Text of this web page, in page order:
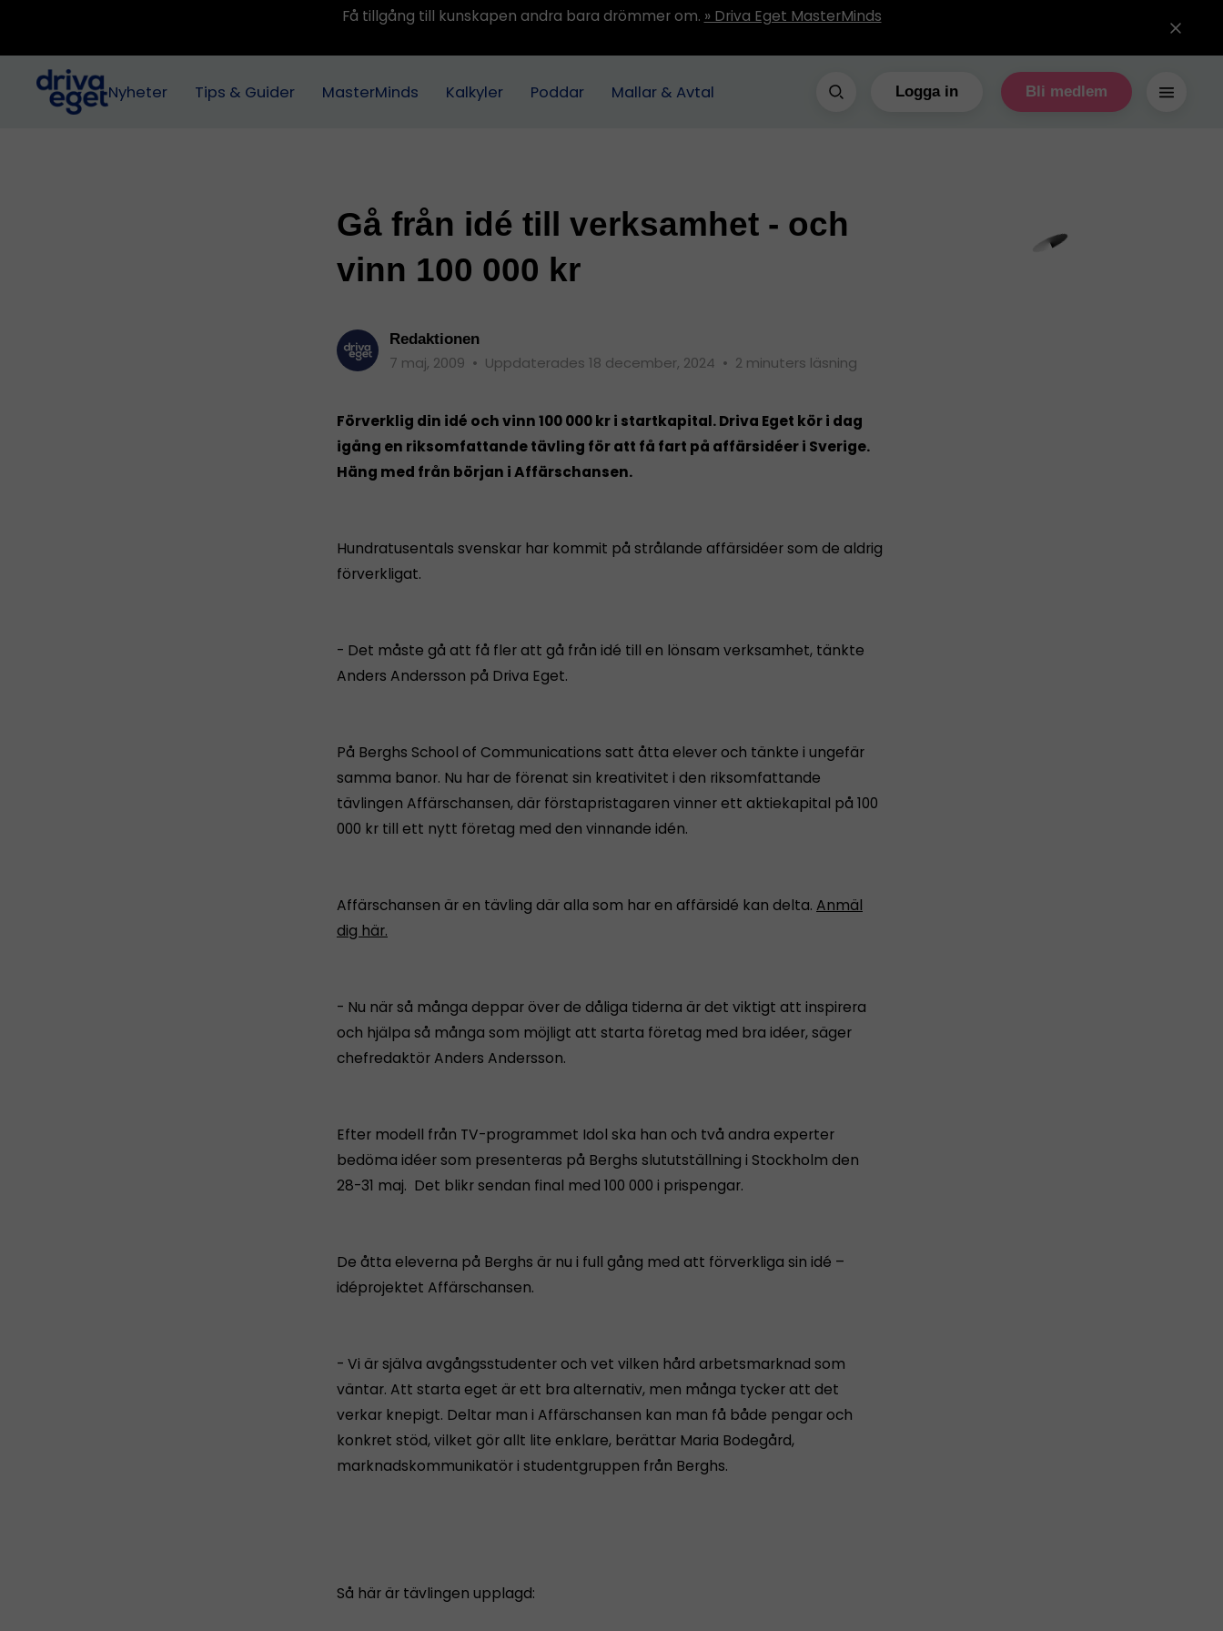
Få tillgång till kunskapen andra bara drömmer om. » Driva Eget MasterMinds
Nyheter Tips & Guider MasterMinds Kalkyler Poddar Mallar & Avtal Logga in Bli medlem
Gå från idé till verksamhet - och
vinn 100 000 kr
Redaktionen
7 maj, 2009 • Uppdaterades 18 december, 2024 • 2 minuters läsning
Förverklig din idé och vinn 100 000 kr i startkapital. Driva Eget kör i dag
igång en riksomfattande tävling för att få fart på affärsidéer i Sverige.
Häng med från början i Affärschansen.
Hundratusentals svenskar har kommit på strålande affärsidéer som de aldrig
förverkligat.
- Det måste gå att få fler att gå från idé till en lönsam verksamhet, tänkte
Anders Andersson på Driva Eget.
På Berghs School of Communications satt åtta elever och tänkte i ungefär
samma banor. Nu har de förenat sin kreativitet i den riksomfattande
tävlingen Affärschansen, där förstapristagaren vinner ett aktiekapital på 100
000 kr till ett nytt företag med den vinnande idén.
Affärschansen är en tävling där alla som har en affärsidé kan delta. Anmäl
dig här.
- Nu när så många deppar över de dåliga tiderna är det viktigt att inspirera
och hjälpa så många som möjligt att starta företag med bra idéer, säger
chefredaktör Anders Andersson.
Efter modell från TV-programmet Idol ska han och två andra experter
bedöma idéer som presenteras på Berghs slututställning i Stockholm den
28-31 maj. Det blikr sendan final med 100 000 i prispengar.
De åtta eleverna på Berghs är nu i full gång med att förverkliga sin idé –
idéprojektet Affärschansen.
- Vi är själva avgångsstudenter och vet vilken hård arbetsmarknad som
väntar. Att starta eget är ett bra alternativ, men många tycker att det
verkar knepigt. Deltar man i Affärschansen kan man få både pengar och
konkret stöd, vilket gör allt lite enklare, berättar Maria Bodegård,
marknadskommunikatör i studentgruppen från Berghs.
Så här är tävlingen upplagd: